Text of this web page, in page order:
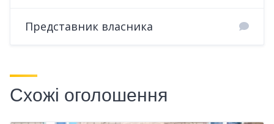
Представник власника
Схожі оголошення